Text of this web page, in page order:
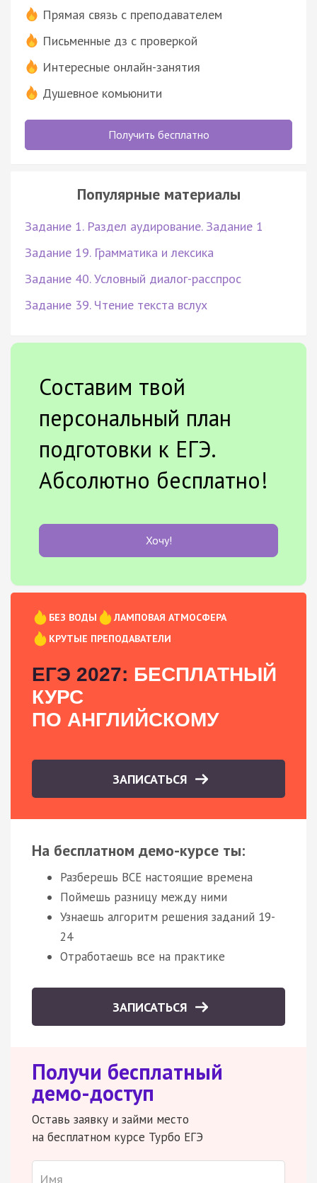
Прямая связь с преподавателем
Письменные дз с проверкой
Интересные онлайн-занятия
Душевное комьюнити
Получить бесплатно
Популярные материалы
Задание 1. Раздел аудирование. Задание 1
Задание 19. Грамматика и лексика
Задание 40. Условный диалог-расспрос
Задание 39. Чтение текста вслух
Составим твой
персональный план
подготовки к ЕГЭ.
Абсолютно бесплатно!
Хочу!
БЕЗ ВОДЫ
ЛАМПОВАЯ АТМОСФЕРА
КРУТЫЕ ПРЕПОДАВАТЕЛИ
ЕГЭ 2027: БЕСПЛАТНЫЙ
КУРС
ПО АНГЛИЙСКОМУ
ЗАПИСАТЬСЯ
На бесплатном демо-курсе ты:
Разберешь ВСЕ настоящие времена
Поймешь разницу между ними
Узнаешь алгоритм решения заданий 19-
24
Отработаешь все на практике
ЗАПИСАТЬСЯ
Получи бесплатный
демо-доступ
Оставь заявку и займи место
на бесплатном курсе Турбо ЕГЭ